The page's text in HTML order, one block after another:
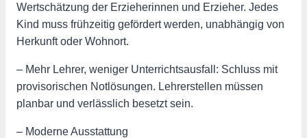
Wertschätzung der Erzieherinnen und Erzieher. Jedes
Kind muss frühzeitig gefördert werden, unabhängig von
Herkunft oder Wohnort.
– Mehr Lehrer, weniger Unterrichtsausfall: Schluss mit
provisorischen Notlösungen. Lehrerstellen müssen
planbar und verlässlich besetzt sein.
– Moderne Ausstattung